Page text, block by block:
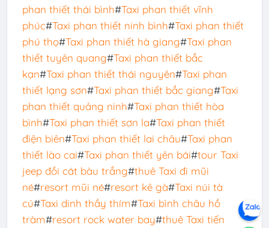
phan thiết thái bình#Taxi phan thiết vĩnh
phúc#Taxi phan thiết ninh bình#Taxi phan thiết
phú thọ#Taxi phan thiết hà giang#Taxi phan
thiết tuyên quang#Taxi phan thiết bắc
kạn#Taxi phan thiết thái nguyên#Taxi phan
thiết lạng sơn#Taxi phan thiết bắc giang#Taxi
phan thiết quảng ninh#Taxi phan thiết hòa
bình#Taxi phan thiết sơn la#Taxi phan thiết
điện biên#Taxi phan thiết lai châu#Taxi phan
thiết lào cai#Taxi phan thiết yên bái#tour Taxi
jeep đồi cát bàu trắng#thuê Taxi đi mũi
né#resort mũi né#resort kê gà#Taxi núi tà
cú#Taxi dinh thầy thím#Taxi bình châu hồ
tràm#resort rock water bay#thuê Taxi tiến